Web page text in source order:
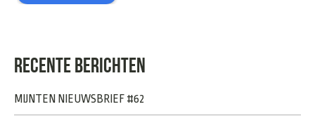
RECENTE BERICHTEN
MIJNTEN NIEUWSBRIEF #62